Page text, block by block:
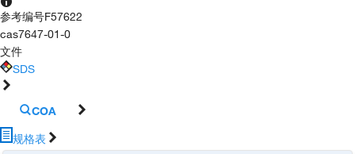
参考编号F57622
cas7647-01-0
文件
SDS
COA
规格表